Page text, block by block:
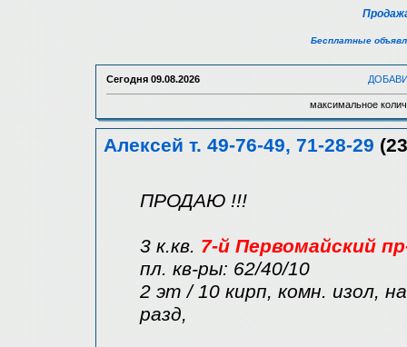
Бесплатные
Сегодня 09.08.2026
максимальное
Алексей т. 49-76-49, 71-28-29
ПРОДАЮ !!!
3 к.кв. 7-й Первомайский
пл. кв-ры: 62/40/10
2 эт / 10 кирп, комн. изол,
разд,